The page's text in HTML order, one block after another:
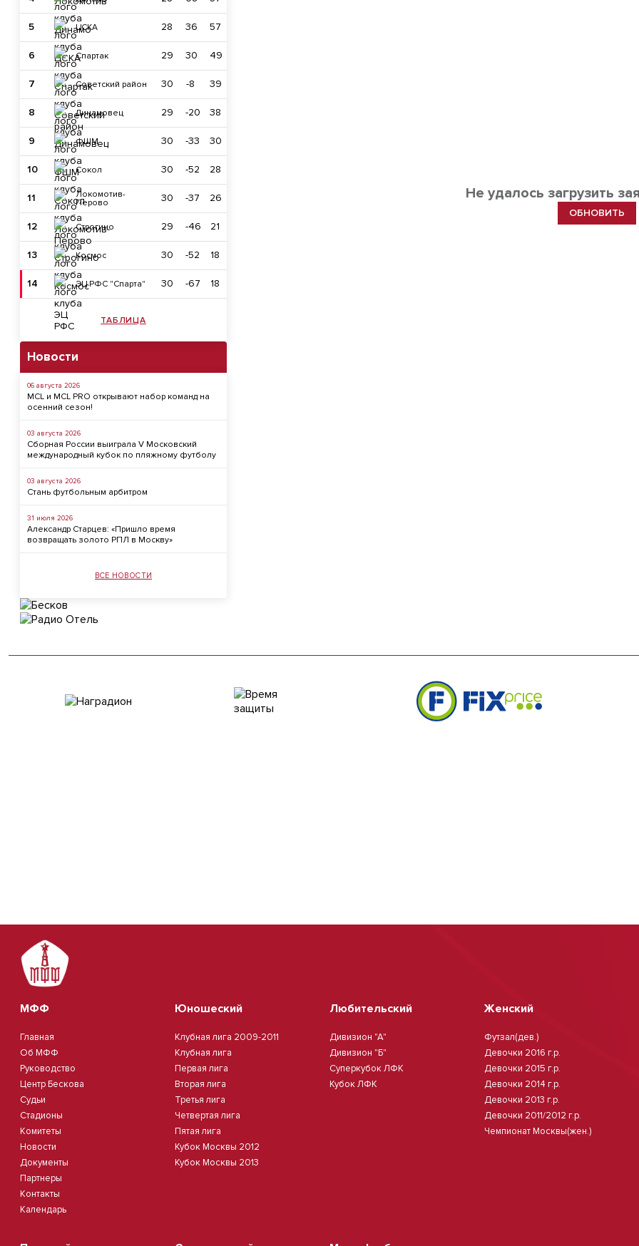
5 ЦСКА 28 36 57
6 Спартак 29 30 49
7 Советский район 30 -8 39
8 Динамовец 29 -20 38
9 ФШМ 30 -33 30
10 Сокол 30 -52 28
11
Локомотив-
Перово
30 -37 26
12 Строгино 29 -46 21
13 Космос 30 -52 18
14 ЭЦ РФС "Спарта" 30 -67 18
ТАБЛИЦА
Новости
06 августа 2026
MCL и MCL PRO открывают набор команд на
осенний сезон!
03 августа 2026
Сборная России выиграла V Московский
международный кубок по пляжному футболу
03 августа 2026
Стань футбольным арбитром
31 июля 2026
Александр Старцев: «Пришло время
возвращать золото РПЛ в Москву»
ВСЕ НОВОСТИ
Не удалось загрузить
ОБНОВИТЬ
МФФ
Главная
Об МФФ
Руководство
Центр Бескова
Судьи
Стадионы
Комитеты
Новости
Документы
Партнеры
Контакты
Календарь
Юношеский
Клубная лига 2009-2011
Клубная лига
Первая лига
Вторая лига
Третья лига
Четвертая лига
Пятая лига
Кубок Москвы 2012
Кубок Москвы 2013
Любительский
Дивизион "А"
Дивизион "Б"
Суперкубок ЛФК
Кубок ЛФК
Женский
Футзал(дев.)
Девочки 2016 г.р.
Девочки 2015 г.р.
Девочки 2014 г.р.
Девочки 2013 г.р.
Девочки 2011/2012 г.р.
Чемпионат Москвы(жен.)